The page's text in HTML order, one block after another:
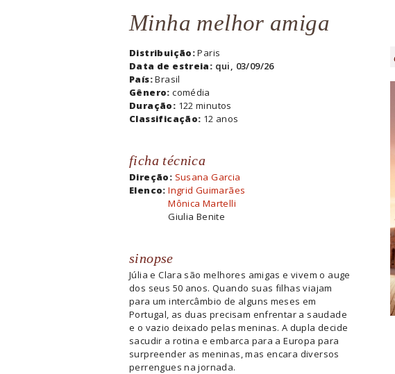
Minha melhor amiga
Distribuição:Paris
Data de estreia: qui, 03/09/26
País:Brasil
Gênero:comédia
Duração: 122 minutos
Classificação: 12 anos
ficha técnica
Direção: Susana Garcia
Elenco:Ingrid Guimarães
Mônica Martelli
Giulia Benite
sinopse
Júlia e Clara são melhores amigas e vivem o auge
dos seus 50 anos. Quando suas filhas viajam
para um intercâmbio de alguns meses em
Portugal, as duas precisam enfrentar a saudade
e o vazio deixado pelas meninas. A dupla decide
sacudir a rotina e embarca para a Europa para
surpreender as meninas, mas encara diversos
perrengues na jornada.